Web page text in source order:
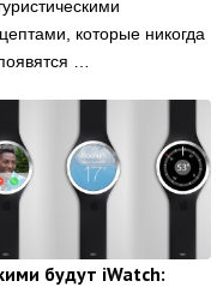
которые никогда
…
будут iWatch: